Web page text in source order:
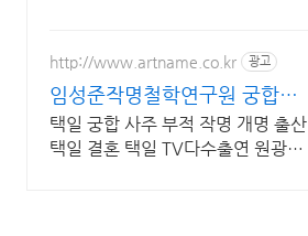
http://www.artname.co.kr 광고
임성준작명철학연구원 궁합택
일 TV다수출연 원광대학원출신
택일 궁합 사주 부적 작명 개명 출산
택일 결혼 택일 TV다수출연 원광대